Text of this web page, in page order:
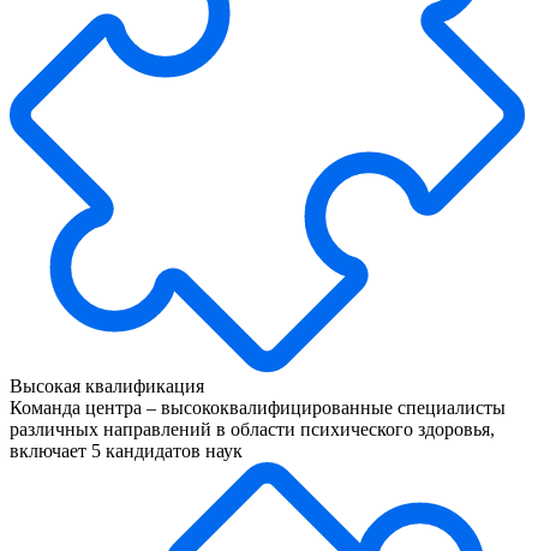
Высокая квалификация
Команда центра – высококвалифицированные специалисты
различных направлений в области психического здоровья,
включает 5 кандидатов наук